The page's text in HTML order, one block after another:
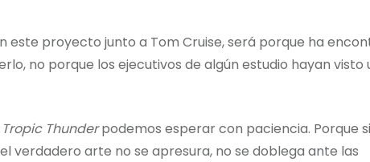
este proyecto junto a Tom Cruise, será porque ha
no porque los ejecutivos de algún estudio hayan visto
Tropic Thunderpodemos esperar con paciencia. Porque
verdadero arte no se apresura, no se doblega ante las